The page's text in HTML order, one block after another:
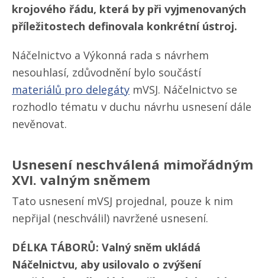
krojového řádu, která by při vyjmenovaných
příležitostech definovala konkrétní ústroj.
Náčelnictvo a Výkonná rada s návrhem
nesouhlasí, zdůvodnění bylo součástí
materiálů pro delegáty mVSJ. Náčelnictvo se
rozhodlo tématu v duchu návrhu usnesení dále
nevěnovat.
Usnesení neschválená mimořádným
XVI. valným sněmem
Tato usnesení mVSJ projednal, pouze k nim
nepřijal (neschválil) navržené usnesení.
DÉLKA TÁBORŮ: Valný sněm ukládá
Náčelnictvu, aby usilovalo o zvýšení